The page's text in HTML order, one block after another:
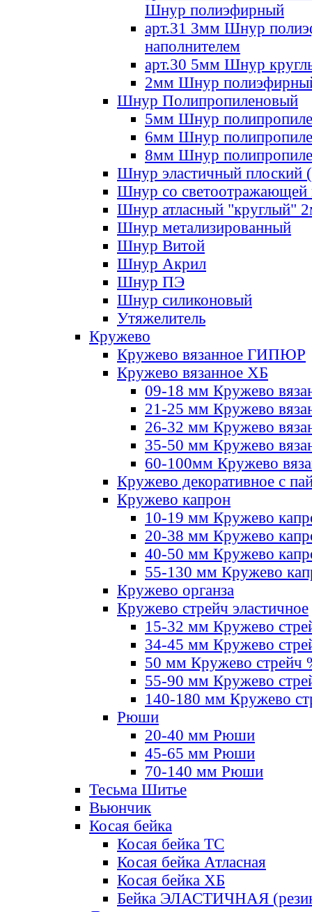
Шнур полиэфирный
арт.31 3мм Шнур
наполнителем
арт.30 5мм Шнур
2мм Шнур
Шнур Полипропиленовый
5мм Шнур
6мм Шнур
8мм Шнур
Шнур эластичный плоский
Шнур со светоотражающей
Шнур атласный "круглый"
Шнур метализированный
Шнур Витой
Шнур Акрил
Шнур ПЭ
Шнур силиконовый
Утяжелитель
Кружево
Кружево вязанное ГИПЮР
Кружево вязанное ХБ
09-18 мм Кружево
21-25 мм Кружево
26-32 мм Кружево
35-50 мм Кружево
60-100мм Кружево
Кружево декоративное с
Кружево капрон
10-19 мм Кружево
20-38 мм Кружево
40-50 мм Кружево
55-130 мм Кружево
Кружево органза
Кружево стрейч эластичное
15-32 мм Кружево
34-45 мм Кружево
50 мм Кружево стрейч
55-90 мм Кружево
140-180 мм Кружево
Рюши
20-40 мм Рюши
45-65 мм Рюши
70-140 мм Рюши
Тесьма Шитье
Вьюнчик
Косая бейка
Косая бейка ТС
Косая бейка Атласная
Косая бейка ХБ
Бейка ЭЛАСТИЧНАЯ